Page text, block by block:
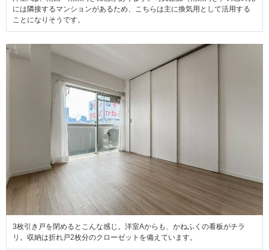
には隣接するマンションがあるため、こちらは主に換気用として活用する
ことになりそうです。
3枚引き戸を閉めるとこんな感じ。洋室Aからも、かねふくの看板がチラ
リ。収納は折れ戸2枚分のクローゼットを備えています。